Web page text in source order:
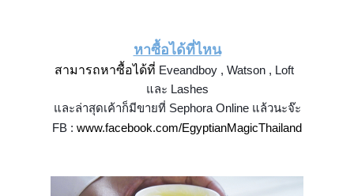
หาซื้อได้ที่ไหน
สามารถหาซื้อได้ที่ Eveandboy , Watson , Loft
และ Lashes
และล่าสุดเค้าก็มีขายที่ Sephora Online แล้วนะจ๊ะ
FB : www.facebook.com/EgyptianMagicThailand